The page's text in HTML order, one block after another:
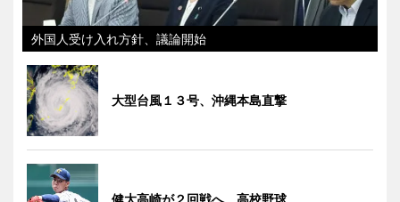
外国人受け入れ方針、議論開始
大型台風１３号、沖縄本島直撃
健大高崎が２回戦へ 高校野球